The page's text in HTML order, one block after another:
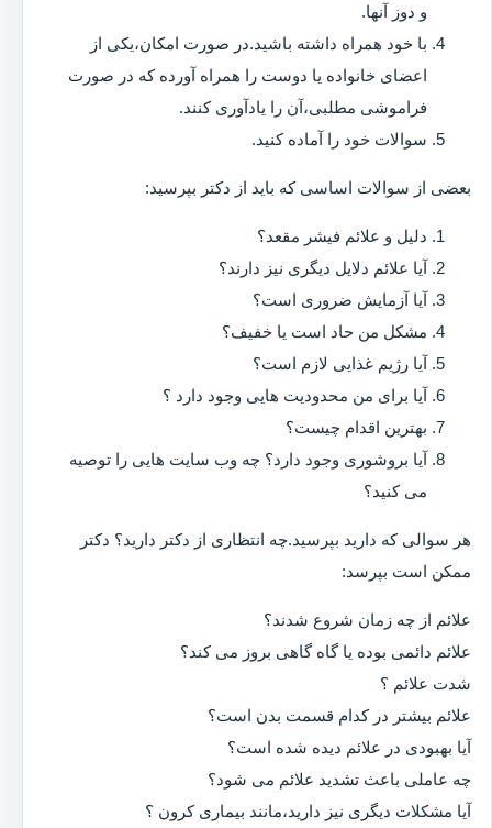
و دوز آنها.
با خود همراه داشته باشید.در صورت امکان،یکی از
اعضای خانواده یا دوست را همراه آورده که در صورت
فراموشی مطلبی،آن را یادآوری کنند.
سوالات خود را آماده کنید.
بعضی از سوالات اساسی که باید از دکتر بپرسید:
دلیل و علائم فیشر مقعد؟
آیا علائم دلایل دیگری نیز دارند؟
آیا آزمایش ضروری است؟
مشکل من حاد است یا خفیف؟
آیا رژیم غذایی لازم است؟
آیا برای من محدودیت هایی وجود دارد ؟
بهترین اقدام چیست؟
آیا بروشوری وجود دارد؟ چه وب سایت هایی را توصیه
می کنید؟
هر سوالی که دارید بپرسید.چه انتظاری از دکتر دارید؟ دکتر
ممکن است بپرسد:
علائم از چه زمان شروع شدند؟
علائم دائمی بوده یا گاه گاهی بروز می کند؟
شدت علائم ؟
علائم بیشتر در کدام قسمت بدن است؟
آیا بهبودی در علائم دیده شده است؟
چه عاملی باعث تشدید علائم می شود؟
آیا مشکلات دیگری نیز دارید،مانند بیماری کرون ؟